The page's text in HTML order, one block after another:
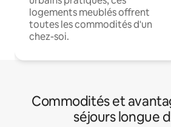
logements meublés offrent
toutes les commodités d'un
chez-soi.
Commodités et
séjours longue